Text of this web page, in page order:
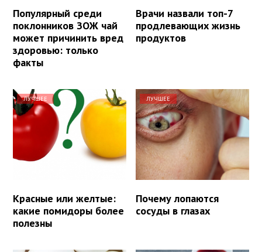
Популярный среди
поклонников ЗОЖ чай
может причинить вред
здоровью: только
факты
Врачи назвали топ-7
продлевающих жизнь
продуктов
ЛУЧШЕЕ
Красные или желтые:
какие помидоры более
полезны
ЛУЧШЕЕ
Почему лопаются
сосуды в глазах